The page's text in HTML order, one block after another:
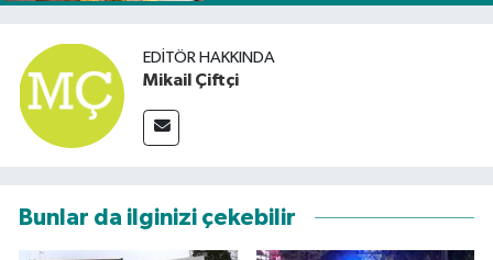
EDITÖR HAKKINDA
Mikail Çiftçi
Bunlar da ilginizi çekebilir